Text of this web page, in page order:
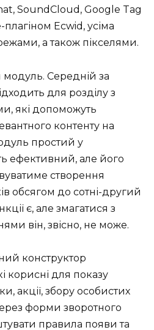
SoundCloud, Google Tag
Ecwid, усіма
а також пікселями.
модуль. Середній за
для розділу з
які допоможуть
контенту на
простий у
ефективний, але його
створення
обсягом до сотні-другий
є, але змагатися з
він, звісно, не може.
конструктор
корисні для показу
акції, збору особистих
форми зворотного
правила появи та